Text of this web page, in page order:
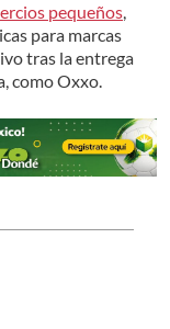
pequeños,
para marcas
tras la entrega
como Oxxo.